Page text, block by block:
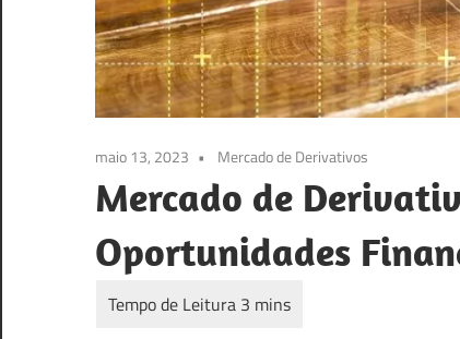
maio 13, 2023 Mercado de Derivativos
Mercado de
Oportunidades